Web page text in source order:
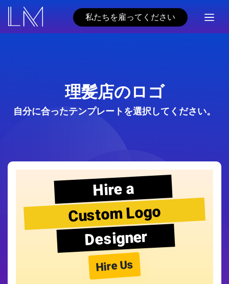
私たちを雇ってください
理髪店のロゴ
自分に合ったテンプレートを選択してください。
Hire a
Custom Logo
Designer
Hire Us